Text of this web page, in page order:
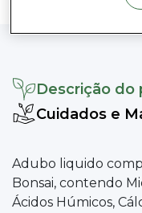
Descrição do
Cuidados e
Adubo liquido
Bonsai, contendo
Ácidos Húmicos,